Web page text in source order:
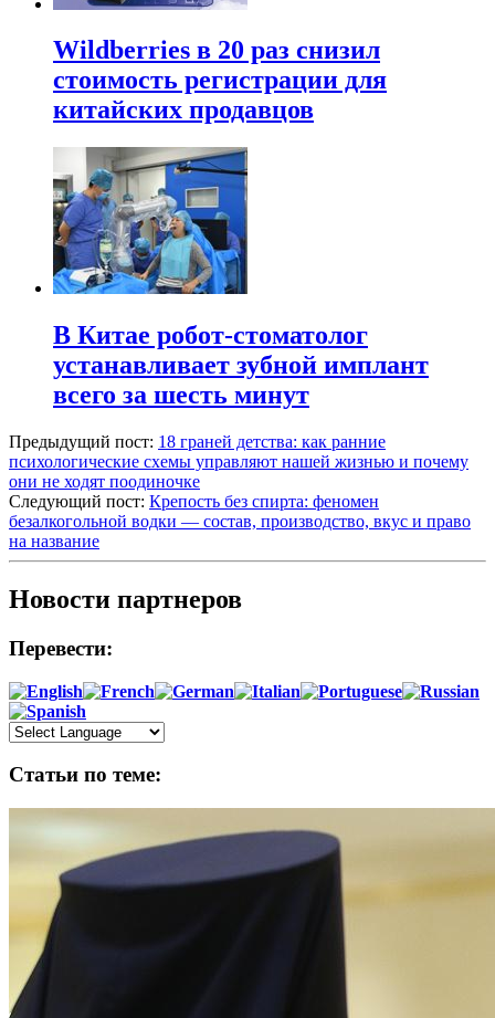
Wildberries в 20 раз снизил
стоимость регистрации для
китайских продавцов
В Китае робот-стоматолог
устанавливает зубной имплант
всего за шесть минут
Предыдущий пост: 18 граней детства: как ранние
психологические схемы управляют нашей жизнью и почему
они не ходят поодиночке
Следующий пост: Крепость без спирта: феномен
безалкогольной водки — состав, производство, вкус и право
на название
Новости партнеров
Перевести:
Статьи по теме: